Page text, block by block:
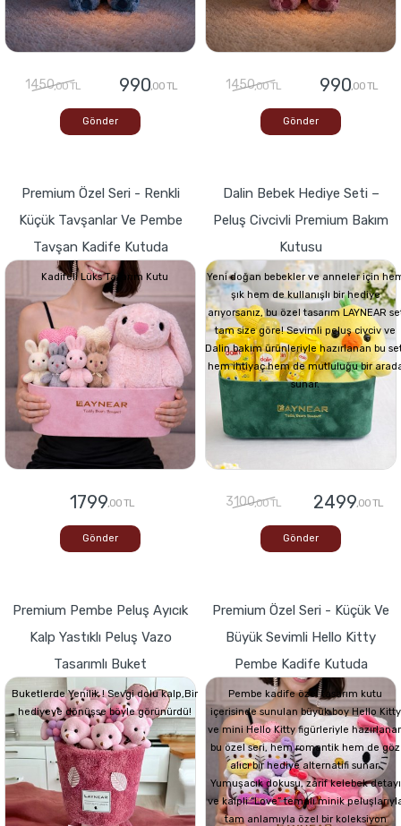
1450,00 TL 990,00 TL
Gönder
1450,00 TL 990,00 TL
Gönder
Premium Özel Seri - Renkli
Küçük Tavşanlar Ve Pembe
Tavşan Kadife Kutuda
Kadifeli Lüks Tasarım Kutu
1799,00 TL
Gönder
Dalin Bebek Hediye Seti –
Peluş Civcivli Premium Bakım
Kutusu
Yeni doğan bebekler ve anneler için
şık hem de kullanışlı bir hediye
arıyorsanız, bu özel tasarım LAYNEAR
tam size göre! Sevimli peluş civciv ve
Dalin bakım ürünleriyle hazırlanan bu
hem ihtiyaç hem de mutluluğu bir
sunar.
3100,00 TL 2499,00 TL
Gönder
Premium Pembe Peluş Ayıcık
Kalp Yastıklı Peluş Vazo
Tasarımlı Buket
Buketlerde Yenilik ! Sevgi dolu kalp,Bir
hediyeye dönüşse böyle görünürdü!
Premium Özel Seri - Küçük Ve
Büyük Sevimli Hello Kitty
Pembe Kadife Kutuda
Pembe kadife özel tasarım kutu
içerisinde sunulan büyük boy Hello Kitty
ve mini Hello Kitty figürleriyle
bu özel seri, hem romantik hem de göz
alıcı bir hediye alternatifi sunar.
Yumuşacık dokusu, zarif kelebek detayı
ve kalpli “Love” temalı minik
tam anlamıyla özel bir koleksiyon